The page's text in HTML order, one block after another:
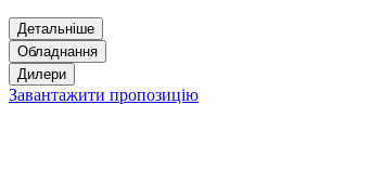
Детальніше
Обладнання
Дилери
Завантажити пропозицію